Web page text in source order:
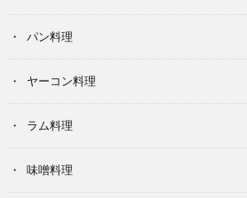
パン料理
ヤーコン料理
ラム料理
味噌料理